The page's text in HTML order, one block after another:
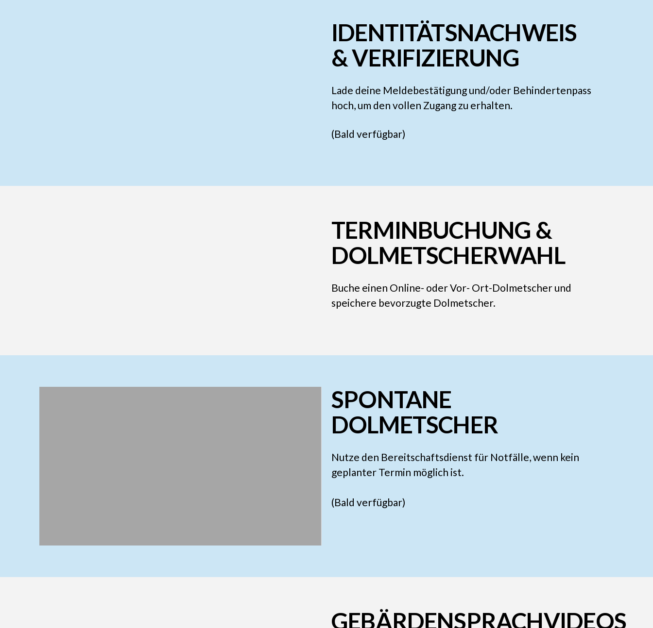
IDENTITÄTSNACHWEIS
& VERIFIZIERUNG
Lade deine Meldebestätigung und/oder Behindertenpass
hoch, um den vollen Zugang zu erhalten.
(Bald verfügbar)
TERMINBUCHUNG &
DOLMETSCHERWAHL
Buche einen Online- oder Vor- Ort-Dolmetscher und
speichere bevorzugte Dolmetscher.
SPONTANE
DOLMETSCHER
Nutze den Bereitschaftsdienst für Notfälle, wenn kein
geplanter Termin möglich ist.
(Bald verfügbar)
GEBÄRDENSPRACHVIDEOS